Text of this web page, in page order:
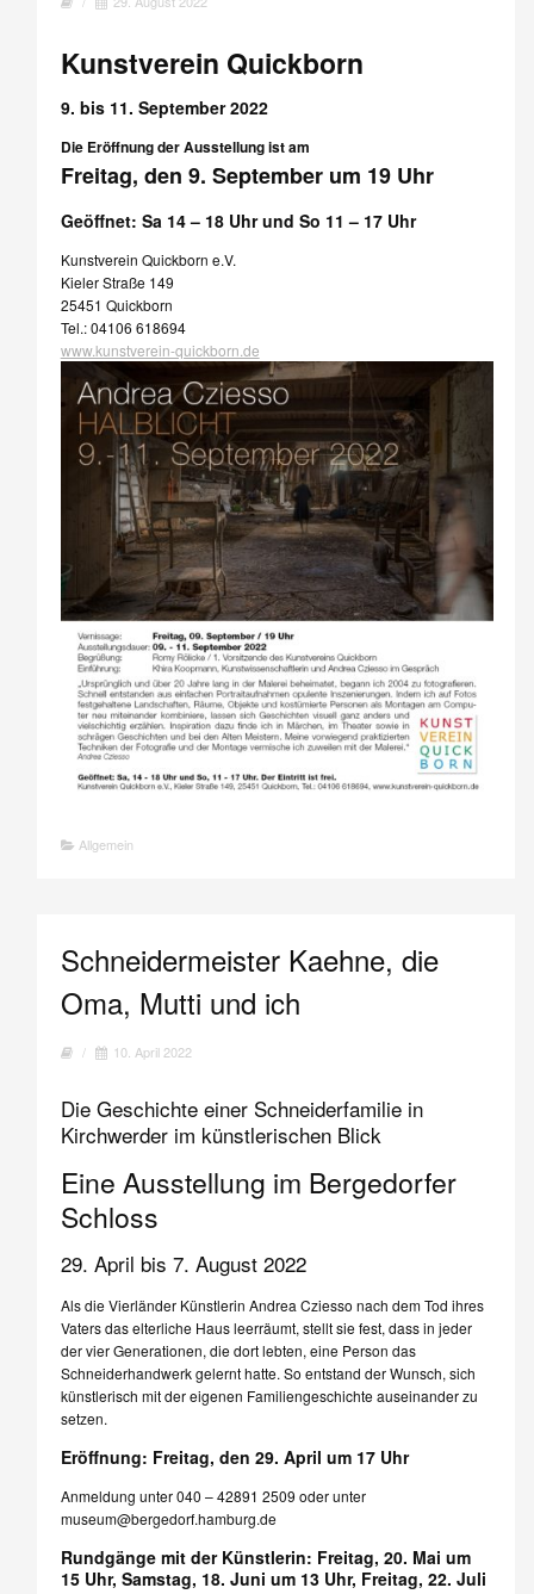
Kunstverein Quickborn
9. bis 11. September 2022
Die Eröffnung der Ausstellung ist am
Freitag, den 9. September um 19 Uhr
Geöffnet: Sa 14 – 18 Uhr und So 11 – 17 Uhr
Kunstverein Quickborn e.V.
Kieler Straße 149
25451 Quickborn
Tel.: 04106 618694
www.kunstverein-quickborn.de
Allgemein
Schneidermeister Kaehne, die
Oma, Mutti und ich
/ 10. April 2022
Die Geschichte einer Schneiderfamilie in
Kirchwerder im künstlerischen Blick
Eine Ausstellung im Bergedorfer
Schloss
29. April bis 7. August 2022
Als die Vierländer Künstlerin Andrea Cziesso nach dem Tod ihres
Vaters das elterliche Haus leerräumt, stellt sie fest, dass in jeder
der vier Generationen, die dort lebten, eine Person das
Schneiderhandwerk gelernt hatte. So entstand der Wunsch, sich
künstlerisch mit der eigenen Familiengeschichte auseinander zu
setzen.
Eröffnung: Freitag, den 29. April um 17 Uhr
Anmeldung unter 040 – 42891 2509 oder unter
museum@bergedorf.hamburg.de
Rundgänge mit der Künstlerin: Freitag, 20. Mai um
15 Uhr, Samstag, 18. Juni um 13 Uhr, Freitag, 22. Juli